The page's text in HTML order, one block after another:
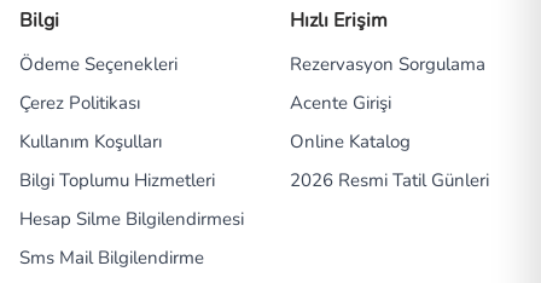
Bilgi
Ödeme Seçenekleri
Çerez Politikası
Kullanım Koşulları
Bilgi Toplumu Hizmetleri
Hesap Silme Bilgilendirmesi
Sms Mail Bilgilendirme
Hızlı Erişim
Rezervasyon Sorgulama
Acente Girişi
Online Katalog
2026 Resmi Tatil Günleri